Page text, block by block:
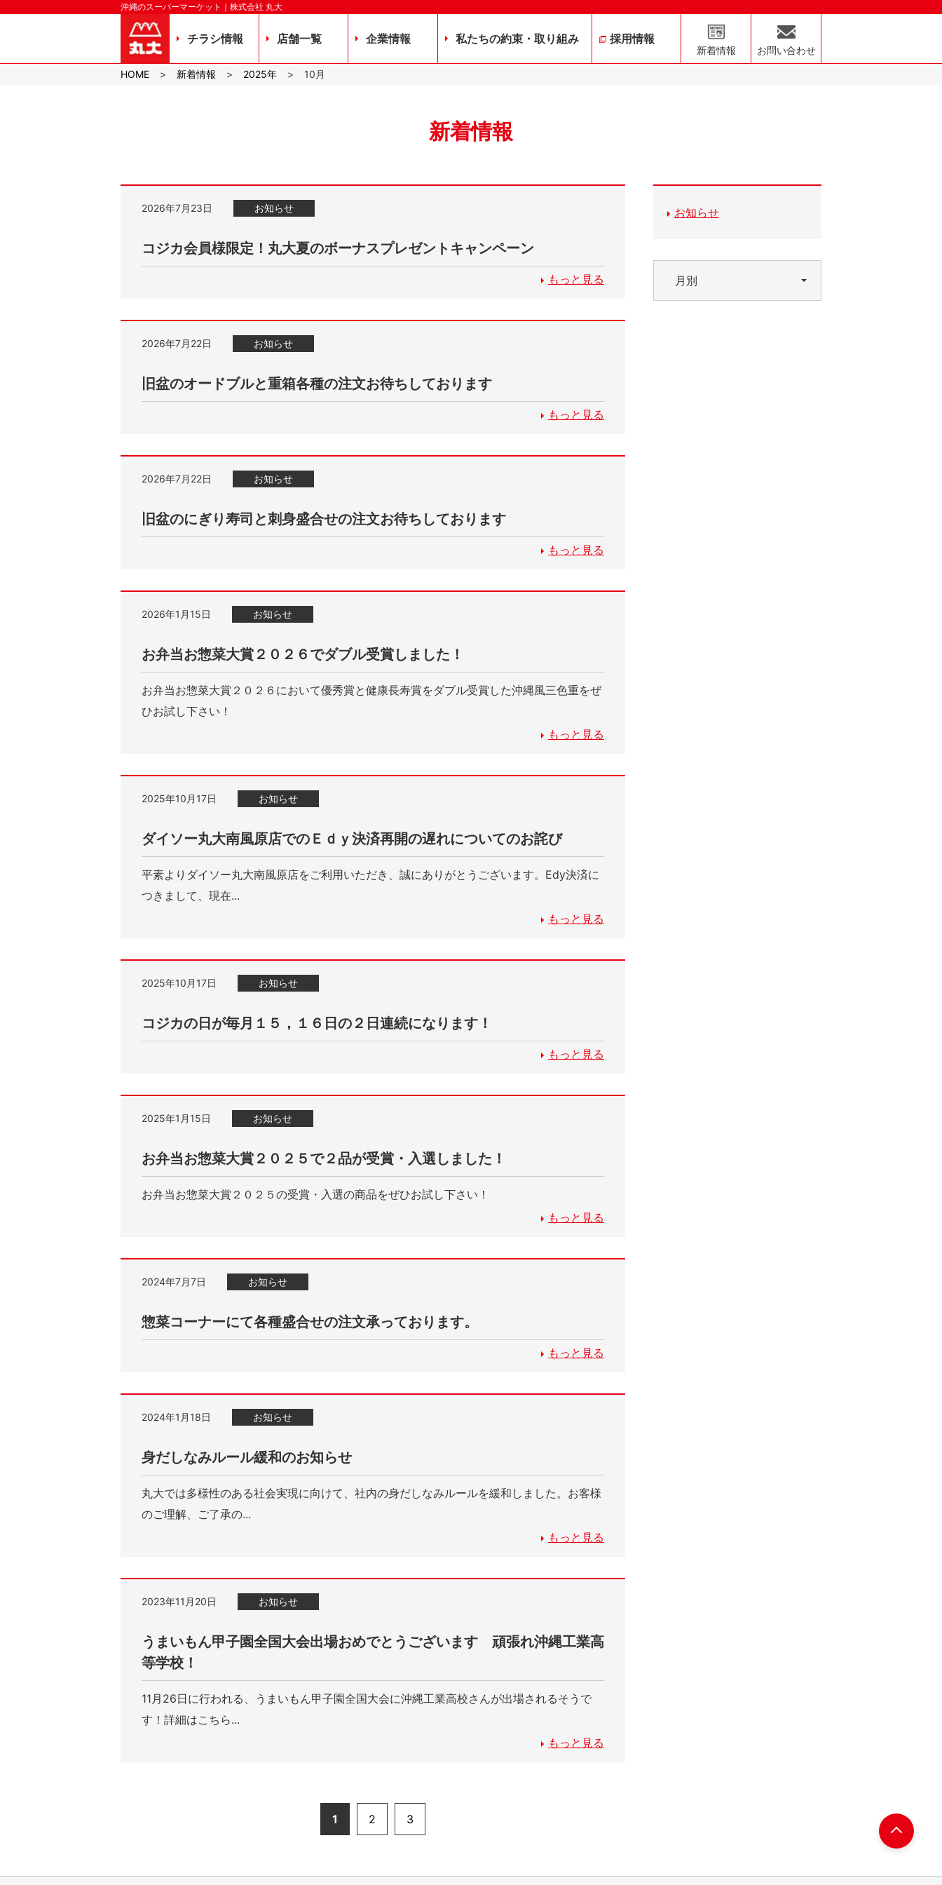
沖縄のスーパーマーケット｜株式会社 丸大
チラシ情報 店舗一覧 企業情報 私たちの約束・取り組み 採用情報
新着情報
お問い合わせ
HOME
新着情報 2025年 10 月
新着情報
2026年7月23日 お知らせ
コジカ会員様限定！丸大夏のボーナスプレゼントキャンペーン
もっと見る
2026年7月22日 お知らせ
旧盆のオードブルと重箱各種の注文お待ちしております
もっと見る
2026年7月22日 お知らせ
旧盆のにぎり寿司と刺身盛合せの注文お待ちしております
もっと見る
2026年1月15日 お知らせ
お弁当お惣菜大賞２０２６でダブル受賞しました！
お弁当お惣菜大賞２０２６において優秀賞と健康長寿賞をダブル受賞した沖縄風三色重をぜ
ひお試し下さい！
もっと見る
2025年10月17日 お知らせ
ダイソー丸大南風原店でのＥｄｙ決済再開の遅れについてのお詫び
平素よりダイソー丸大南風原店をご利用いただき、誠にありがとうございます。Edy決済に
つきまして、現在...
もっと見る
2025年10月17日 お知らせ
コジカの日が毎月１５，１６日の２日連続になります！
もっと見る
2025年1月15日 お知らせ
お弁当お惣菜大賞２０２５で２品が受賞・入選しました！
お弁当お惣菜大賞２０２５の受賞・入選の商品をぜひお試し下さい！
もっと見る
2024年7月7日 お知らせ
惣菜コーナーにて各種盛合せの注文承っております。
もっと見る
2024年1月18日 お知らせ
身だしなみルール緩和のお知らせ
丸大では多様性のある社会実現に向けて、社内の身だしなみルールを緩和しました。お客様
のご理解、ご了承の...
もっと見る
2023年11月20日 お知らせ
うまいもん甲子園全国大会出場おめでとうございます 頑張れ沖縄工業高
等学校！
11月26日に行われる、うまいもん甲子園全国大会に沖縄工業高校さんが出場されるそうで
す！詳細はこちら...
もっと見る
1 2 3
お知らせ
月別